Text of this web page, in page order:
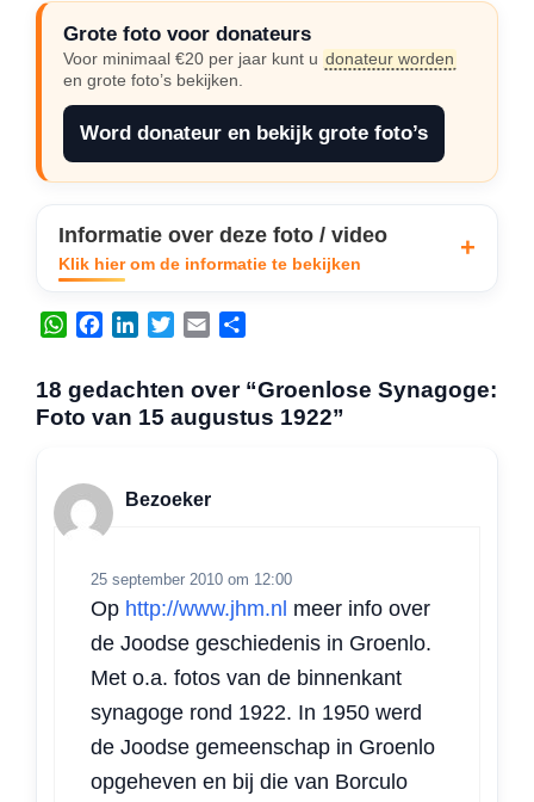
Grote foto voor donateurs
Voor minimaal €20 per jaar kunt u donateur worden
en grote foto’s bekijken.
Word donateur en bekijk grote foto’s
Informatie over deze foto / video
Klik hier om de informatie te bekijken
W
t
s
p
p
c
e
b
k
n
k
e
n
t
t
i
l
n
18 gedachten over “Groenlose Synagoge:
Foto van 15 augustus 1922”
Bezoeker
25 september 2010 om 12:00
Op http://www.jhm.nl meer info over
de Joodse geschiedenis in Groenlo.
Met o.a. fotos van de binnenkant
synagoge rond 1922. In 1950 werd
de Joodse gemeenschap in Groenlo
opgeheven en bij die van Borculo